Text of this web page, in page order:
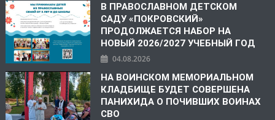
В ПРАВОСЛАВНОМ ДЕТСКОМ
САДУ «ПОКРОВСКИЙ»
ПРОДОЛЖАЕТСЯ НАБОР НА
НОВЫЙ 2026/2027 УЧЕБНЫЙ ГОД
04.08.2026
НА ВОИНСКОМ МЕМОРИАЛЬНОМ
КЛАДБИЩЕ БУДЕТ СОВЕРШЕНА
ПАНИХИДА О ПОЧИВШИХ ВОИНАХ
СВО